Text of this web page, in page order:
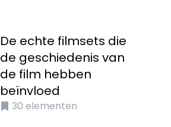
De echte filmsets die
de geschiedenis van
de film hebben
beïnvloed
30 elementen